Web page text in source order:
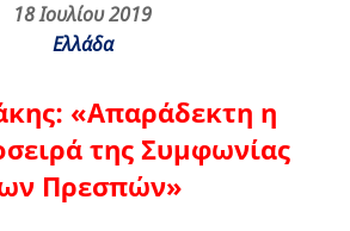
18 Ιουλίου 2019
Ελλάδα
«Απαράδεκτη η
της Συμφωνίας
Πρεσπών»